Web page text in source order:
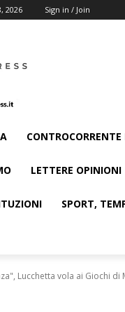
2026 Sign in / Join
LETTERE OPINIONI
SPORT,
Lucchetta vola ai Giochi di